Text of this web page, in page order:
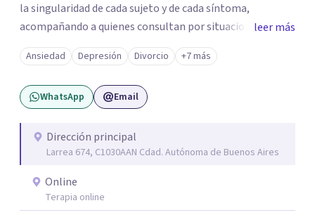
la singularidad de cada sujeto y de cada síntoma,
acompañando a quienes consultan por situaciones de
angustia, dificultades en los vínculos, inhibiciones,
duelos, crisis vitales, padecimientos subjetivos y otros
modos de malestar. La práctica analítica propone un
espacio de palabra donde cada sujeto pueda interrogar
construcción de una respuesta singular frente a su
malestar.
leer más
Ansiedad Depresión Divorcio +7 más
WhatsApp Email
Dirección principal
Larrea 674, C1030AAN Cdad. Autónoma de Buenos Aires
Online
Terapia online